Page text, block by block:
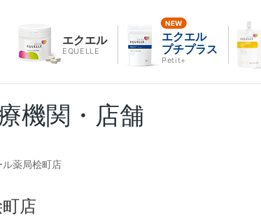
エクエル
EQUELLE
エクエル
プチプラス
Petit+
機関・店舗
ル薬局桧町店
店